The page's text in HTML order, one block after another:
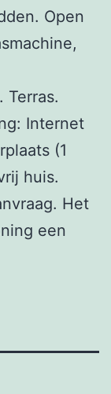
Open
Terras.
Internet
(1
huis.
Het
een